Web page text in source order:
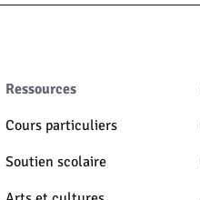
Ressources
Cours particuliers
Soutien scolaire